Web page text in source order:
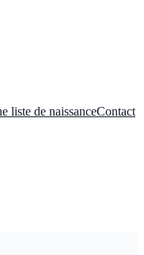
liste de naissanceContact